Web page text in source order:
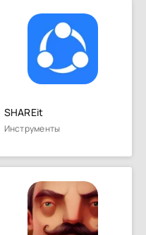
SHAREit
Инструменты